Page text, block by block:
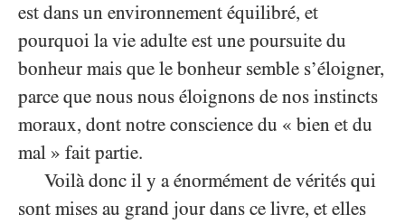
est dans un environnement équilibré, et
pourquoi la vie adulte est une poursuite du
bonheur mais que le bonheur semble s’éloigner,
parce que nous nous éloignons de nos instincts
moraux, dont notre conscience du « bien et du
mal » fait partie.
Voilà donc il y a énormément de vérités qui
sont mises au grand jour dans ce livre, et elles